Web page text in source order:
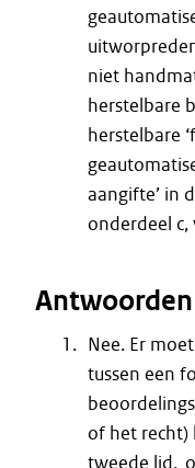
niet
herstelbare
herstelbare
aangifte’ in
onderdeel c,
Antwoorden
Nee. Er
tussen een
of het recht)
tweede lid,